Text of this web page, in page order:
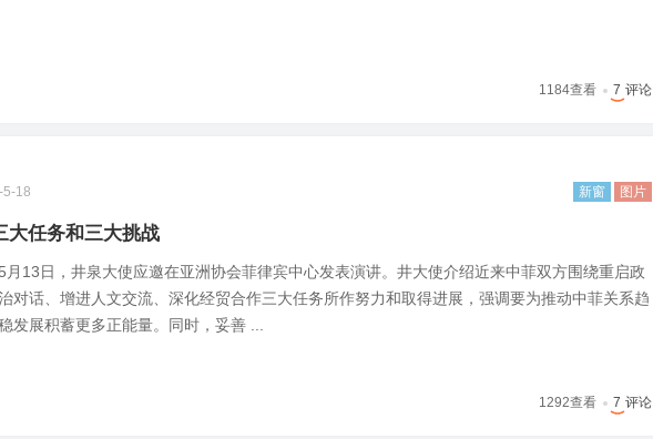
1184查看 7 评论
5-18 新窗 图片
大任务和三大挑战
5月13日，井泉大使应邀在亚洲协会菲律宾中心发表演讲。井大使介绍近来中菲双方围绕重启政
对话、增进人文交流、深化经贸合作三大任务所作努力和取得进展，强调要为推动中菲关系趋
发展积蓄更多正能量。同时，妥善 ...
1292查看 7 评论